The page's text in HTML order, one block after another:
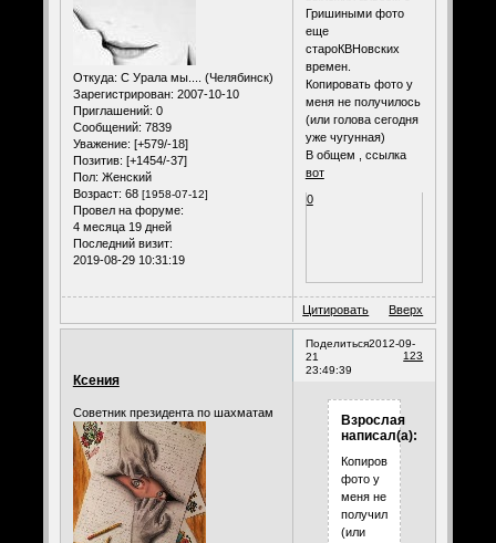
Откуда: С Урала мы.... (Челябинск)
Зарегистрирован: 2007-10-10
Приглашений: 0
Сообщений: 7839
Уважение: [+579/-18]
Позитив: [+1454/-37]
Пол: Женский
Возраст: 68 [1958-07-12]
Провел на форуме:
4 месяца 19 дней
Последний визит:
2019-08-29 10:31:19
Гришиными фото
еще
староКВНовских
времен.
Копировать фото у
меня не получилось
(или голова сегодня
уже чугунная)
В общем , ссылка
вот
0
Цитировать Вверх
Поделиться
123
2012-09-
21
23:49:39
Ксения
Советник президента по шахматам
Взрослая
написал(а):
Копировать
фото у
меня не
получилось
(или